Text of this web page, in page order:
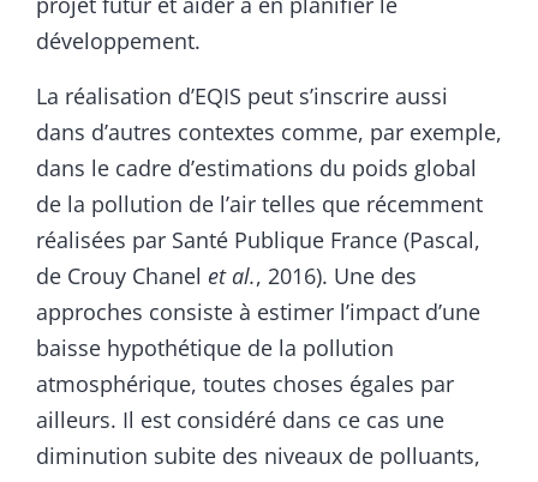
développement.
La réalisation d’EQIS peut s’inscrire aussi
dans d’autres contextes comme, par exemple,
dans le cadre d’estimations du poids global
de la pollution de l’air telles que récemment
réalisées par Santé Publique France (Pascal,
de Crouy Chanel et al., 2016). Une des
approches consiste à estimer l’impact d’une
baisse hypothétique de la pollution
atmosphérique, toutes choses égales par
ailleurs. Il est considéré dans ce cas une
diminution subite des niveaux de polluants,